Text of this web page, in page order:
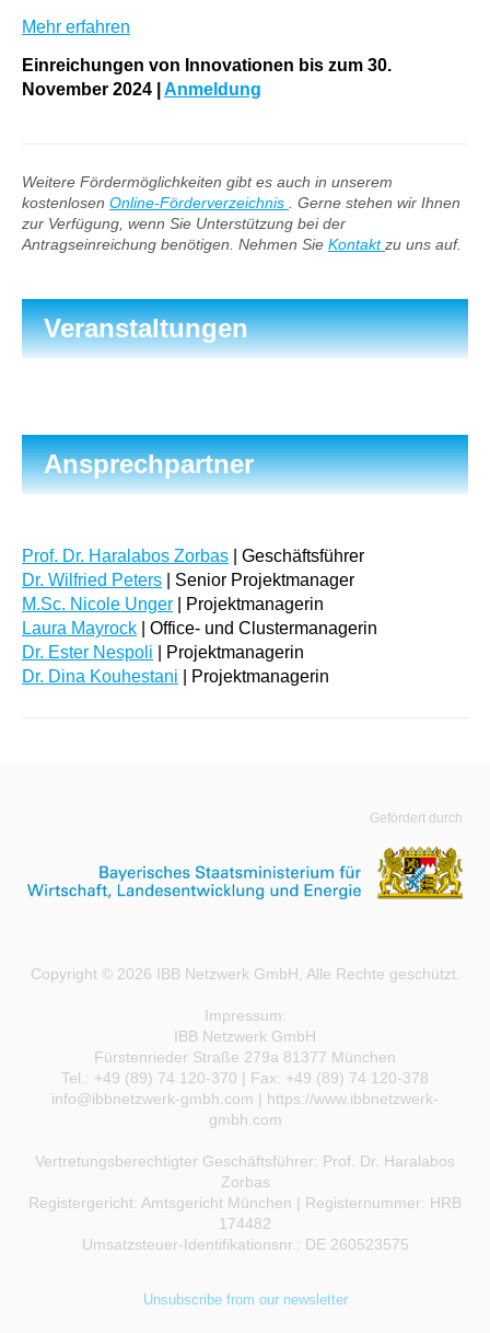
Mehr erfahren
Einreichungen von Innovationen bis zum 30.
November 2024
Anmeldung
Weitere Fördermöglichkeiten gibt es auch in unserem
kostenlosen Online-Förderverzeichnis
. Gerne stehen wir Ihnen
zur Verfügung, wenn Sie Unterstützung bei der
Antragseinreichung benötigen. Nehmen Sie Kontaktzu uns auf.
Veranstaltungen
Ansprechpartner
Prof. Dr. Haralabos Zorbas | Geschäftsführer
Dr. Wilfried Peters | Senior Projektmanager
M.Sc. Nicole Unger | Projektmanagerin
Laura Mayrock | Office- und Clustermanagerin
Dr. Ester Nespoli | Projektmanagerin
Dr. Dina Kouhestani | Projektmanagerin
Gefördert durch
Copyright © 2026 IBB Netzwerk GmbH, Alle Rechte geschützt.
Impressum:
IBB Netzwerk GmbH
Fürstenrieder Straße 279a 81377 München
Tel.: +49 (89) 74 120-370 | Fax: +49 (89) 74 120-378
info@ibbnetzwerk-gmbh.com | https://www.ibbnetzwerk-
gmbh.com
Vertretungsberechtigter Geschäftsführer: Prof. Dr. Haralabos
Zorbas
Registergericht: Amtsgericht München | Registernummer: HRB
174482
Umsatzsteuer-Identifikationsnr.: DE 260523575
Unsubscribe from our newsletter